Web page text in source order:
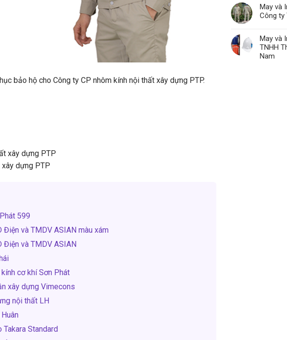
bảo hộ cho Công ty CP nhôm kính nội thất xây dựng PTP.
xây dựng PTP
dựng PTP
599
và TMDV ASIAN màu xám
Điện và TMDV ASIAN
cơ khí Sơn Phát
xây dựng Vimecons
nội thất LH
Standard
May và
Công ty
May và
TNHH
Nam